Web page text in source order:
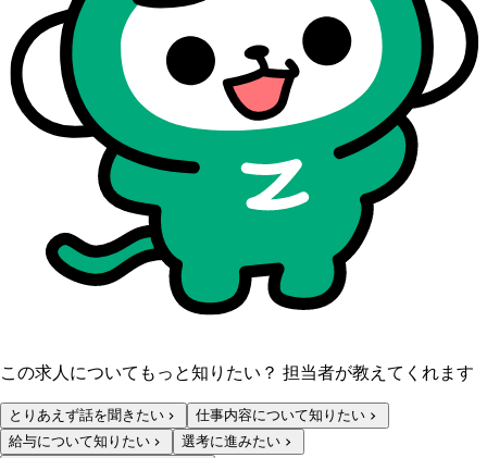
この求人についてもっと知りたい？ 担当者が教えてくれます
とりあえず話を聞きたい
仕事内容について知りたい
給与について知りたい
選考に進みたい